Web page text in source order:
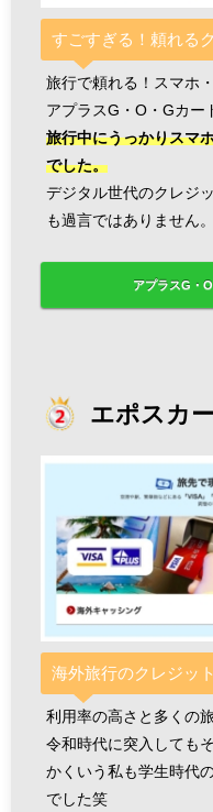
すごすぎる！頼れる
旅行で頼れる！スマホ
アプラスG・O・Gカー
旅行中にうっかりスマ
でした。
デジタル世代のクレジ
も過言ではありません。
アプラスG・
エポスカ
海外旅行のクレジッ
利用率の高さと多くの
令和時代に突入しても
かくいう私も学生時代
でした笑